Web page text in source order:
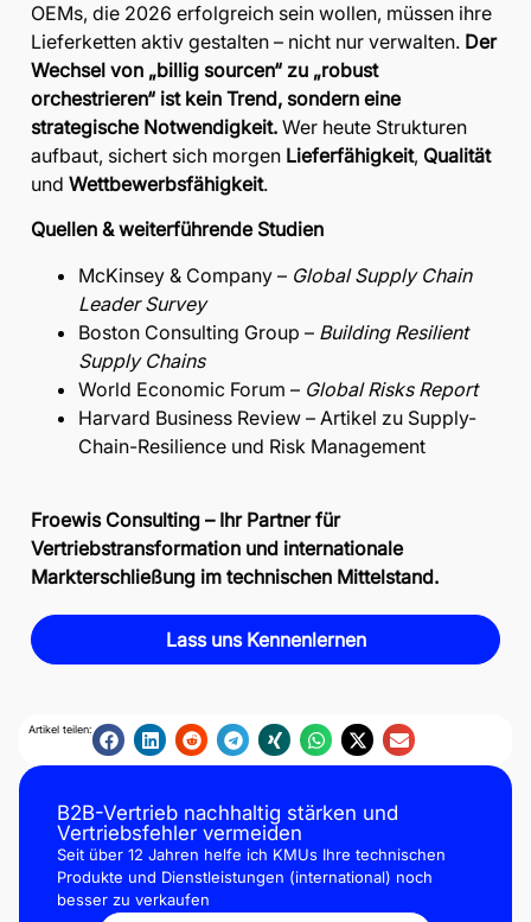
OEMs, die 2026 erfolgreich sein wollen, müssen ihre
Lieferketten aktiv gestalten – nicht nur verwalten. Der
Wechsel von „billig sourcen“ zu „robust
orchestrieren“ ist kein Trend, sondern eine
strategische Notwendigkeit. Wer heute Strukturen
aufbaut, sichert sich morgen Lieferfähigkeit, Qualität
und Wettbewerbsfähigkeit.
Quellen & weiterführende Studien
McKinsey & Company – Global Supply Chain
Leader Survey
Boston Consulting Group – Building Resilient
Supply Chains
World Economic Forum – Global Risks Report
Harvard Business Review – Artikel zu Supply-
Chain-Resilience und Risk Management
Froewis Consulting – Ihr Partner für
Vertriebstransformation und internationale
Markterschließung im technischen Mittelstand.
Lass uns Kennenlernen
Artikel teilen:
B2B-Vertrieb nachhaltig stärken und
Vertriebsfehler vermeiden
Seit über 12 Jahren helfe ich KMUs Ihre technischen
Produkte und Dienstleistungen (international) noch
besser zu verkaufen